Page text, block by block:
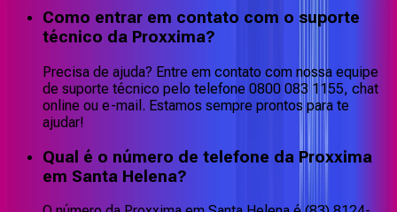
Como entrar em contato com o suporte
técnico da Proxxima?
Precisa de ajuda? Entre em contato com nossa equipe
de suporte técnico pelo telefone 0800 083 1155, chat
online ou e-mail. Estamos sempre prontos para te
ajudar!
Qual é o número de telefone da Proxxima
em Santa Helena?